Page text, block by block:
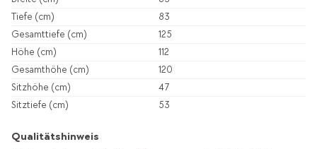
Tiefe (cm)
83
Gesamttiefe (cm)
125
Höhe (cm)
112
Gesamthöhe (cm)
120
Sitzhöhe (cm)
47
Sitztiefe (cm)
53
Qualitätshinweis